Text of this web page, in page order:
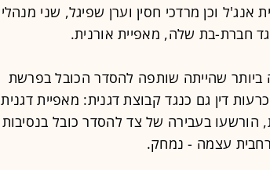
וכן מרדכי חסין וערן שפיגל, שני מנהלי
חברת-בת שלה, מאפיית אורנית.
ביותר שהייתה שותפה להסדר הכובל בפרשת
ב-2012 - ניתנו הכרעות דין גם כנגד קבוצת דגנית: מאפיית דגנית
הורשעו בעבירה של צד להסדר כובל בנסיבות
עצמה - נמחק.